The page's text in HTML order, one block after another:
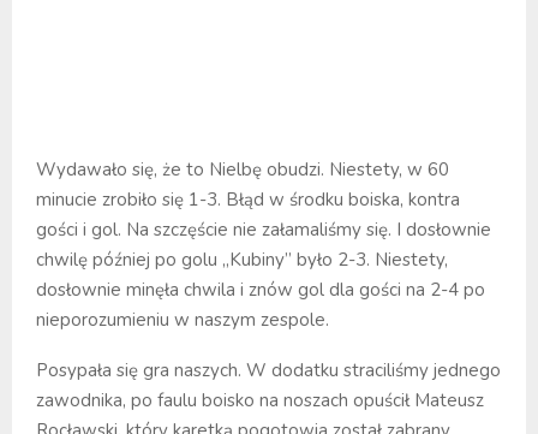
Wydawało się, że to Nielbę obudzi. Niestety, w 60
minucie zrobiło się 1-3. Błąd w środku boiska, kontra
gości i gol. Na szczęście nie załamaliśmy się. I dosłownie
chwilę później po golu „Kubiny” było 2-3. Niestety,
dosłownie minęła chwila i znów gol dla gości na 2-4 po
nieporozumieniu w naszym zespole.
Posypała się gra naszych. W dodatku straciliśmy jednego
zawodnika, po faulu boisko na noszach opuścił Mateusz